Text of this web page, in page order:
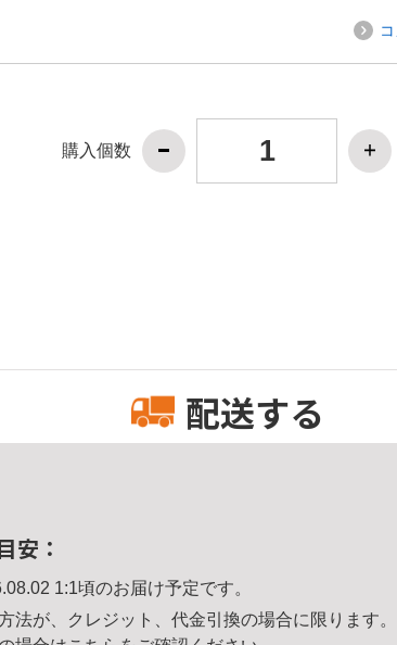
購入個数
配送する
安：
1:1頃のお届け予定です。
法が、クレジット、代金引換の場合に限ります